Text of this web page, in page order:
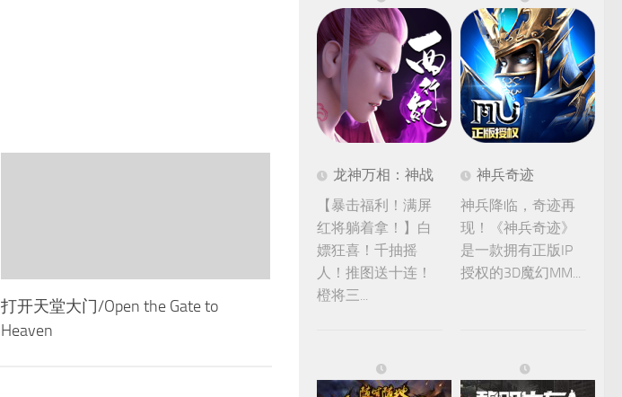
打开天堂大门/Open the Gate to
Heaven
龙神万相：神战
【暴击福利！满屏
红将躺着拿！】白
嫖狂喜！千抽摇
人！推图送十连！
橙将三...
神兵奇迹
神兵降临，奇迹再
现！《神兵奇迹》
是一款拥有正版IP
授权的3D魔幻MM...